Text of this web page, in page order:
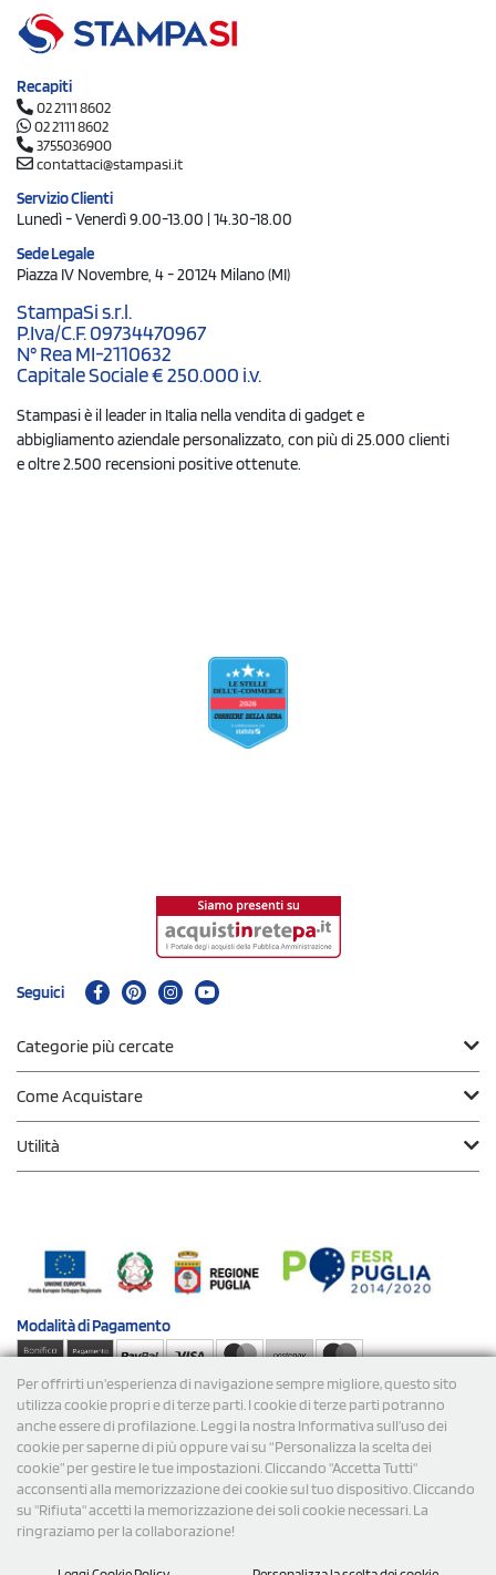
Per offrirti un'esperienza di navigazione sempre migliore, questo sito
utilizza cookie propri e di terze parti. I cookie di terze parti potranno
anche essere di profilazione. Leggi la nostra Informativa sull’uso dei
cookie per saperne di più oppure vai su “Personalizza la scelta dei
cookie” per gestire le tue impostazioni. Cliccando "Accetta Tutti"
acconsenti alla memorizzazione dei cookie sul tuo dispositivo. Cliccando
su "Rifiuta" accetti la memorizzazione dei soli cookie necessari. La
ringraziamo per la collaborazione!
Recapiti
02 2111 8602
02 2111 8602
3755036900
contattaci@stampasi.it
Servizio Clienti
Lunedì - Venerdì 9.00-13.00 | 14.30-18.00
Sede Legale
Piazza IV Novembre, 4 - 20124 Milano (MI)
StampaSi s.r.l.
P.Iva/C.F. 09734470967
N° Rea MI-2110632
Capitale Sociale € 250.000 i.v.
Stampasi è il leader in Italia nella vendita di gadget e
abbigliamento aziendale personalizzato, con più di 25.000 clienti
e oltre 2.500 recensioni positive ottenute.
Seguici
Categorie più cercate
Come Acquistare
Utilità
Modalità diPagamento
Spedizioni